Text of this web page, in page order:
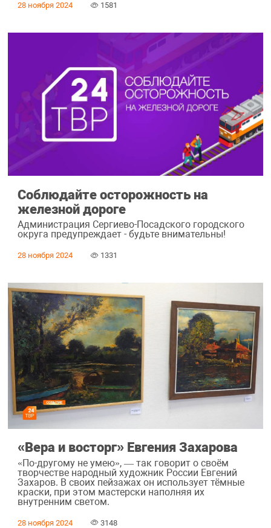
28 ноября 2024 1581
Соблюдайте осторожность на
железной дороге
Администрация Сергиево-Посадского городского
округа предупреждает - будьте внимательны!
28 ноября 2024 1331
«Вера и восторг» Евгения Захарова
«По-другому не умею», — так говорит о своём
творчестве народный художник России Евгений
Захаров. В своих пейзажах он использует тёмные
краски, при этом мастерски наполняя их
внутренним светом.
28 ноября 2024 3148